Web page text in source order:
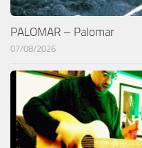
PALOMAR – Palomar
07/08/2026